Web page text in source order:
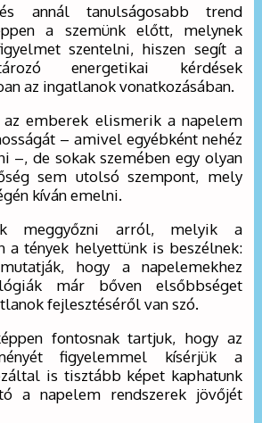
annál tanulságosabb trend
a szemünk előtt, melynek
szentelni, hiszen segít a
energetikai kérdések
az ingatlanok vonatkozásában.
az emberek elismerik a napelem
– amivel egyébként nehéz
–, de sokak szemében egy olyan
sem utolsó szempont, mely
kíván emelni.
meggyőzni arról, melyik a
a tények helyettünk is beszélnek:
hogy a napelemekhez
már bőven elsőbbséget
fejlesztéséről van szó.
fontosnak tartjuk, hogy az
figyelemmel kísérjük a
is tisztább képet kaphatunk
a napelem rendszerek jövőjét